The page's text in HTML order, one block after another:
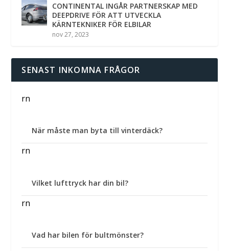
CONTINENTAL INGÅR PARTNERSKAP MED
DEEPDRIVE FÖR ATT UTVECKLA
KÄRNTEKNIKER FÖR ELBILAR
nov 27, 2023
SENAST INKOMNA FRÅGOR
rn
När måste man byta till vinterdäck?
rn
Vilket lufttryck har din bil?
rn
Vad har bilen för bultmönster?